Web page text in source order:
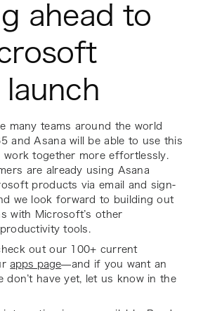
ahead to
launch
many teams around the world
and Asana will be able to use this
work together more effortlessly.
are already using Asana
products via email and sign-
we look forward to building out
with Microsoft’s other
tools.
out our 100+ current
apps page—and if you want an
don’t have yet, let us know in the